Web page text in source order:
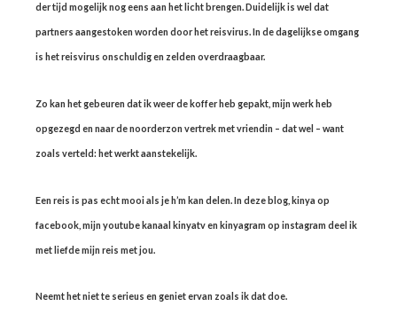
der tijd mogelijk nog eens aan het licht brengen. Duidelijk is wel dat
partners aangestoken worden door het reisvirus. In de dagelijkse omgang
is het reisvirus onschuldig en zelden overdraagbaar.
Zo kan het gebeuren dat ik weer de koffer heb gepakt, mijn werk heb
opgezegd en naar de noorderzon vertrek met vriendin – dat wel – want
zoals verteld: het werkt aanstekelijk.
Een reis is pas echt mooi als je h’m kan delen. In deze blog, kinya op
facebook, mijn youtube kanaal kinyatv en kinyagram op instagram deel ik
met liefde mijn reis met jou.
Neemt het niet te serieus en geniet ervan zoals ik dat doe.